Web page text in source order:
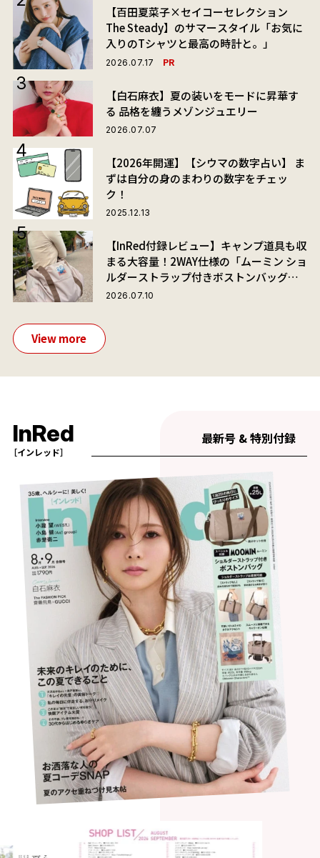
【百田夏菜子×セイコーセレクション
The Steady】のサマースタイル「お気に
入りのTシャツと最高の時計と。」
2026.07.17 PR
【白石麻衣】夏の装いをモードに昇華す
る 品格を纏うメゾンジュエリー
2026.07.07
【2026年開運】【シウマの数字占い】 ま
ずは自分の身のまわりの数字をチェッ
ク！
2025.12.13
【InRed付録レビュー】キャンプ道具も収
まる大容量！2WAY仕様の「ムーミン ショ
ルダーストラップ付きボストンバッグ」
が夏旅におすすめな理由
2026.07.10
View more
InRed
［インレッド］
最新号 & 特別付録